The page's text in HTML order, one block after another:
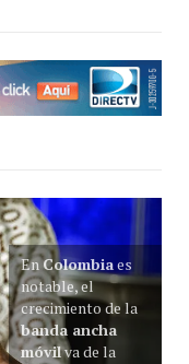
EnColombiaes
notable, el
crecimiento de la
banda ancha
móvilva de la